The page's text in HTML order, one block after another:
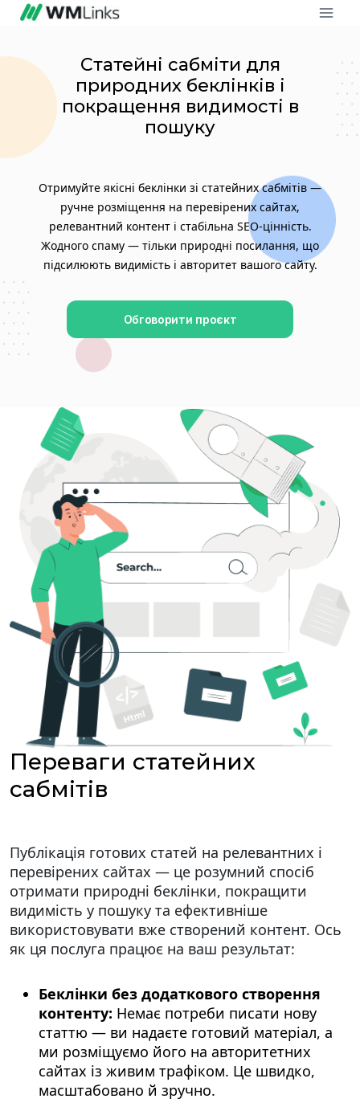
Статейні сабміти для
природних беклінків і
покращення видимості в
пошуку
Отримуйте якісні беклінки зі статейних сабмітів —
ручне розміщення на перевірених сайтах,
релевантний контент і стабільна SEO-цінність.
Жодного спаму — тільки природні посилання, що
підсилюють видимість і авторитет вашого сайту.
Обговорити проєкт
Переваги статейних
сабмітів
Публікація готових статей на релевантних і
перевірених сайтах — це розумний спосіб
отримати природні беклінки, покращити
видимість у пошуку та ефективніше
використовувати вже створений контент. Ось
як ця послуга працює на ваш результат:
Беклінки без додаткового створення
контенту: Немає потреби писати нову
статтю — ви надаєте готовий матеріал, а
ми розміщуємо його на авторитетних
сайтах із живим трафіком. Це швидко,
масштабовано й зручно.